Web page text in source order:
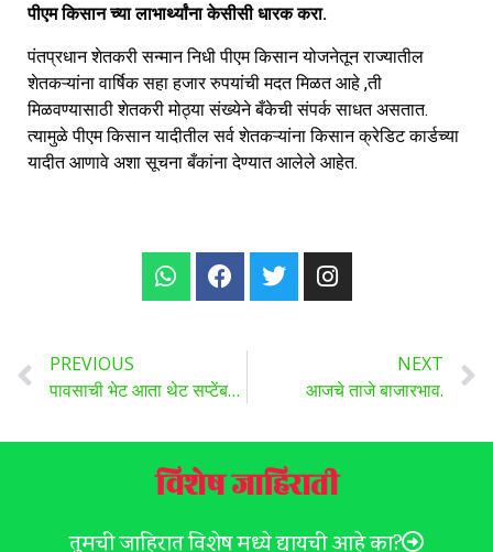
पीएम किसान च्या लाभार्थ्यांना केसीसी धारक करा.
पंतप्रधान शेतकरी सन्मान निधी पीएम किसान योजनेतून राज्यातील
शेतकऱ्यांना वार्षिक सहा हजार रुपयांची मदत मिळत आहे ,ती
मिळवण्यासाठी शेतकरी मोठ्या संख्येने बँकेची संपर्क साधत असतात.
त्यामुळे पीएम किसान यादीतील सर्व शेतकऱ्यांना किसान क्रेडिट कार्डच्या
यादीत आणावे अशा सूचना बँकांना देण्यात आलेले आहेत.
PREVIOUS
पावसाची भेट आता थेट सप्टेंबरच्या दुसऱ्या आठवड्यात, पहा हवामान अंदाज!
NEXT
आजचे ताजे बाजारभाव.
विशेष जाहिराती
तुमची जाहिरात विशेष मध्ये द्यायची आहे का?